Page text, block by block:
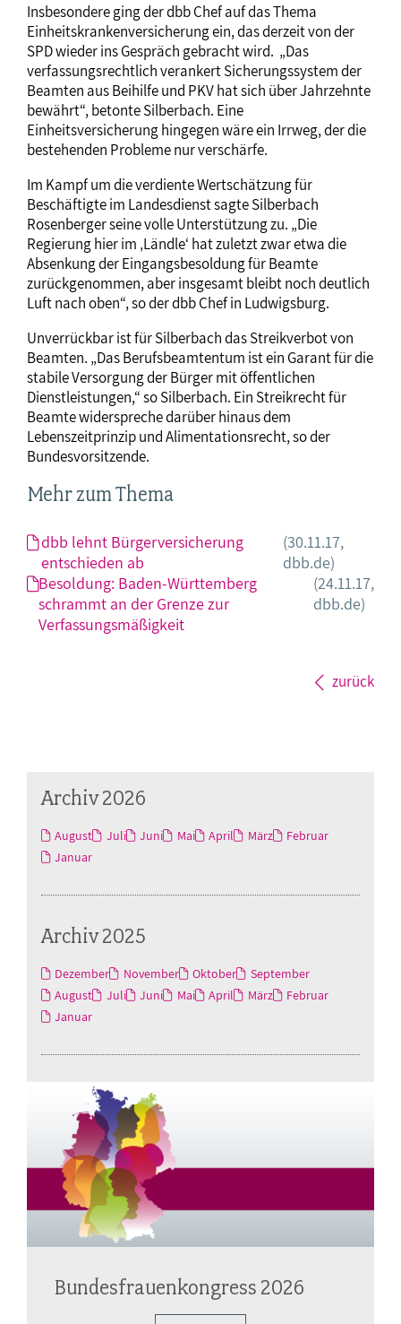
Insbesondere ging der dbb Chef auf das Thema
Einheitskrankenversicherung ein, das derzeit von der
SPD wieder ins Gespräch gebracht wird. „Das
verfassungsrechtlich verankert Sicherungssystem der
Beamten aus Beihilfe und PKV hat sich über Jahrzehnte
bewährt“, betonte Silberbach. Eine
Einheitsversicherung hingegen wäre ein Irrweg, der die
bestehenden Probleme nur verschärfe.
Im Kampf um die verdiente Wertschätzung für
Beschäftigte im Landesdienst sagte Silberbach
Rosenberger seine volle Unterstützung zu. „Die
Regierung hier im ‚Ländle‘ hat zuletzt zwar etwa die
Absenkung der Eingangsbesoldung für Beamte
zurückgenommen, aber insgesamt bleibt noch deutlich
Luft nach oben“, so der dbb Chef in Ludwigsburg.
Unverrückbar ist für Silberbach das Streikverbot von
Beamten. „Das Berufsbeamtentum ist ein Garant für die
stabile Versorgung der Bürger mit öffentlichen
Dienstleistungen,“ so Silberbach. Ein Streikrecht für
Beamte widerspreche darüber hinaus dem
Lebenszeitprinzip und Alimentationsrecht, so der
Bundesvorsitzende.
Mehr zum Thema
dbb lehnt Bürgerversicherung
entschieden ab
(30.11.17,
dbb.de)
Besoldung: Baden-Württemberg
schrammt an der Grenze zur
Verfassungsmäßigkeit
(24.11.17,
dbb.de)
zurück
Archiv 2026
August Juli Juni Mai April März
Februar
Januar
Archiv 2025
Dezember November Oktober
September
August
Juli Juni Mai April März
Februar
Januar
Bundesfrauenkongress 2026